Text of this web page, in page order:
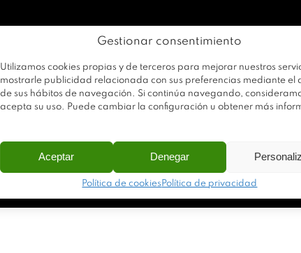
Gestionar consentimiento
Utilizamos cookies propias y de terceros para mejorar nuestros
mostrarle publicidad relacionada con sus preferencias mediante el
de sus hábitos de navegación. Si continúa navegando,
acepta su uso. Puede cambiar la configuración u obtener más
Aceptar Denegar
Política de cookies Política de privacidad